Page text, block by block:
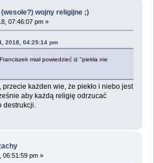
wojny religijne ;)
07:46:07 pm »
2018, 04:25:14 pm
miał powiedzieć iż "piekła nie
przecie każden wie, że piekło i niebo jest
aby każdą religię odrzucać
destrukcji.
06:51:59 pm »